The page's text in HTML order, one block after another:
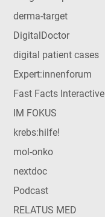
derma-target
DigitalDoctor
digital patient cases
Expert:innenforum
Fast Facts Interactive
IM FOKUS
krebs:hilfe!
mol-onko
nextdoc
Podcast
RELATUS MED